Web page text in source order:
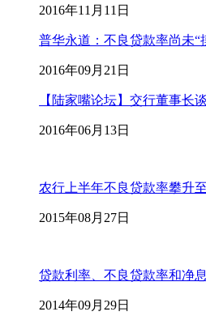
2016年11月11日
普华永道：不良贷款率尚未“
2016年09月21日
【陆家嘴论坛】交行董事长
2016年06月13日
农行上半年不良贷款率攀升
2015年08月27日
贷款利率、不良贷款率和净
2014年09月29日